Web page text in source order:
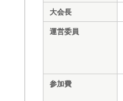
大会長
運営委員
参加費